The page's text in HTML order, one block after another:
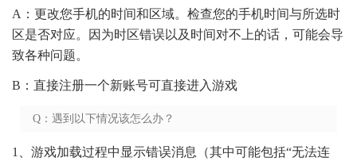
A：更改您手机的时间和区域。检查您的手机时间与所选时
区是否对应。因为时区错误以及时间对不上的话，可能会导
致各种问题。
B：直接注册一个新账号可直接进入游戏
Q：遇到以下情况该怎么办？
1、游戏加载过程中显示错误消息（其中可能包括“无法连